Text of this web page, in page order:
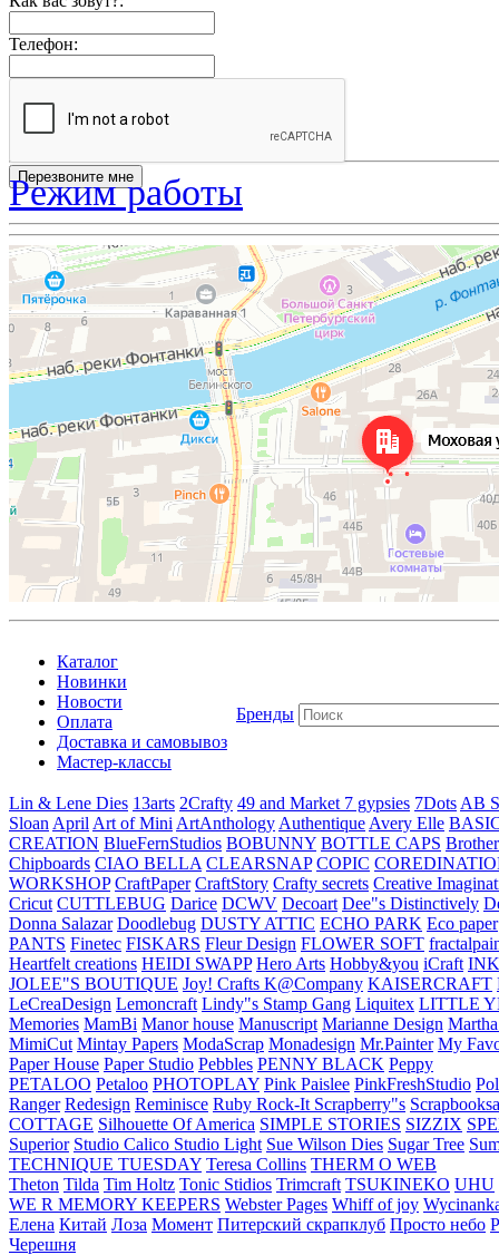
Телефон:
Режим работы
Каталог
Новинки
Новости
Оплата
Доставка и самовывоз
Мастер-классы
Бренды
Lin & Lene Dies 13arts 2Crafty 49 and Market 7 gypsies 7Dots AB
Sloan April Art of Mini ArtAnthology Authentique Avery Elle
CREATION BlueFernStudios BOBUNNY BOTTLE CAPS Brother
Chipboards CIAO BELLA CLEARSNAP COPIC
WORKSHOP CraftPaper CraftStory Crafty secrets Creative
Cricut CUTTLEBUG Darice DCWV Decoart Dee"s Distinctively
Donna Salazar Doodlebug DUSTY ATTIC ECHO PARK Eco paper
PANTS Finetec FISKARS Fleur Design FLOWER SOFT
Heartfelt creations HEIDI SWAPP Hero Arts Hobby&you iCraft
JOLEE"S BOUTIQUE Joy! Crafts K@Company KAISERCRAFT
LeCreaDesign Lemoncraft Lindy"s Stamp Gang Liquitex LITTLE
Memories MamBi Manor house Manuscript Marianne Design
MimiCut Mintay Papers ModaScrap Monadesign Mr.Painter My
Paper House Paper Studio Pebbles PENNY BLACK Peppy
PETALOO Petaloo PHOTOPLAY Pink Paislee PinkFreshStudio
Ranger Redesign Reminisce Ruby Rock-It Scrapberry"s
COTTAGE Silhouette Of America SIMPLE STORIES SIZZIX
Superior Studio Calico Studio Light Sue Wilson Dies Sugar Tree
TECHNIQUE TUESDAY Teresa Collins THERM O WEB
Theton Tilda Tim Holtz Tonic Stidios Trimcraft TSUKINEKO UHU
WE R MEMORY KEEPERS Webster Pages Whiff of joy
Елена Китай Лоза Момент Питерский скрапклуб Просто небо
Черешня